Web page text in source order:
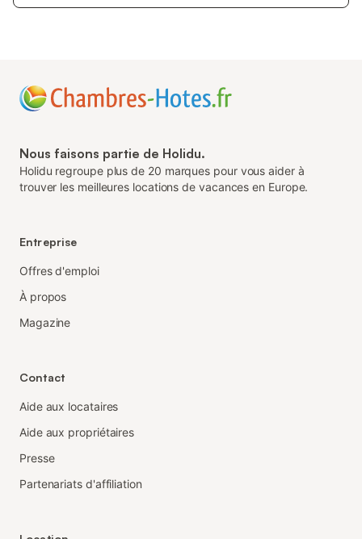
Nous faisons partie de Holidu.
Holidu regroupe plus de 20 marques pour vous aider à
trouver les meilleures locations de vacances en Europe.
Entreprise
Offres d'emploi
À propos
Magazine
Contact
Aide aux locataires
Aide aux propriétaires
Presse
Partenariats d'affiliation